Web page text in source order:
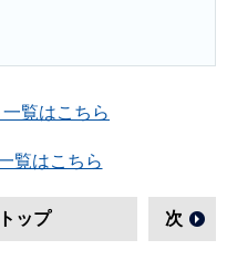
一覧はこちら
覧はこちら
ップ 次